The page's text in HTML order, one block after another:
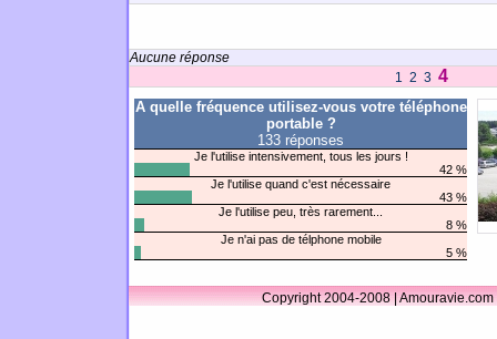
Aucune réponse
1 2 3 4
A quelle fréquence utilisez-vous votre téléphone
portable ?
133 réponses
Je l'utilise intensivement, tous les jours !
42 %
Je l'utilise quand c'est nécessaire
43 %
Je l'utilise peu, très rarement...
8 %
Je n'ai pas de télphone mobile
5 %
Copyright 2004-2008 |